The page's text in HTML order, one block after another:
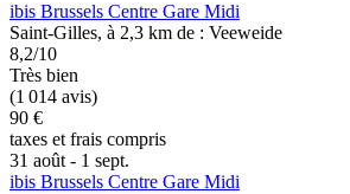
ibis Brussels Centre Gare Midi
Saint-Gilles, à 2,3 km de : Veeweide
8,2/10
Très bien
(1 014 avis)
90 €
taxes et frais compris
31 août - 1 sept.
ibis Brussels Centre Gare Midi